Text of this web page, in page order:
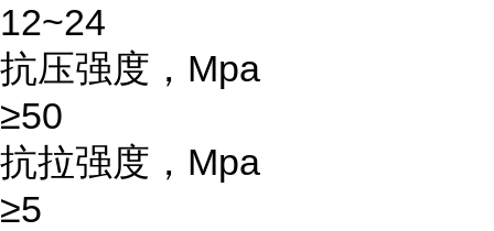
12~24
抗压强度，Mpa
≥50
抗拉强度，Mpa
≥5